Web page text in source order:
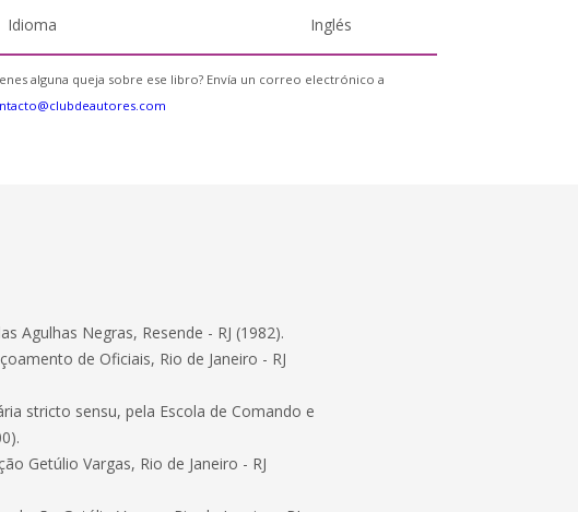
Idioma Inglés
alguna queja sobre ese libro? Envía un correo electrónico a
Agulhas Negras, Resende - RJ (1982).
de Oficiais, Rio de Janeiro - RJ
stricto sensu, pela Escola de Comando e
Getúlio Vargas, Rio de Janeiro - RJ